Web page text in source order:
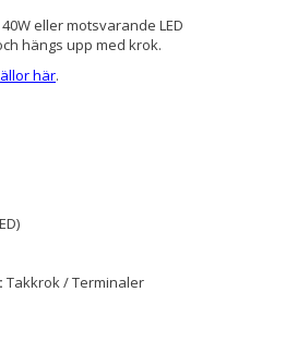
eller motsvarande LED
hängs upp med krok.
här.
Takkrok / Terminaler